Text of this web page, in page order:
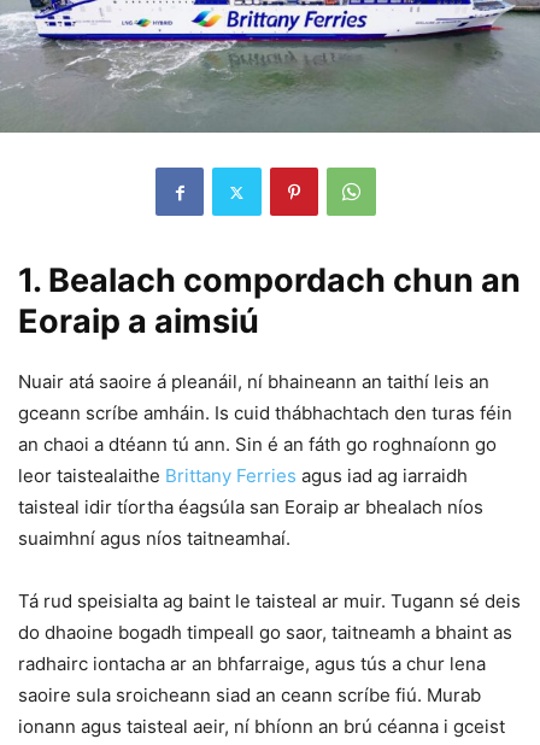
1. Bealach compordach chun an
Eoraip a aimsiú
Nuair atá saoire á pleanáil, ní bhaineann an taithí leis an
gceann scríbe amháin. Is cuid thábhachtach den turas féin
an chaoi a dtéann tú ann. Sin é an fáth go roghnaíonn go
leor taistealaithe Brittany Ferries agus iad ag iarraidh
taisteal idir tíortha éagsúla san Eoraip ar bhealach níos
suaimhní agus níos taitneamhaí.
Tá rud speisialta ag baint le taisteal ar muir. Tugann sé deis
do dhaoine bogadh timpeall go saor, taitneamh a bhaint as
radhairc iontacha ar an bhfarraige, agus tús a chur lena
saoire sula sroicheann siad an ceann scríbe fiú. Murab
ionann agus taisteal aeir, ní bhíonn an brú céanna i gceist